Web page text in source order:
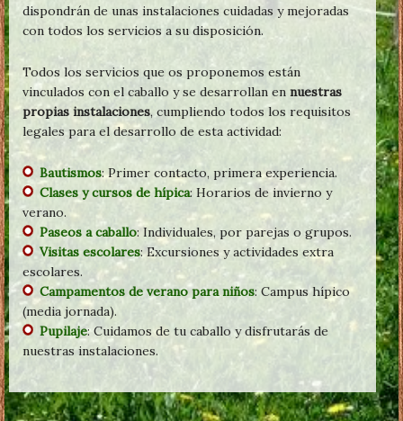
dispondrán de unas instalaciones cuidadas y mejoradas
con todos los servicios a su disposición.
Todos los servicios que os proponemos están
vinculados con el caballo y se desarrollan en nuestras
propias instalaciones, cumpliendo todos los requisitos
legales para el desarrollo de esta actividad:
Bautismos: Primer contacto, primera experiencia.
Clases y cursos de hípica: Horarios de invierno y
verano.
Paseos a caballo: Individuales, por parejas o grupos.
Visitas escolares: Excursiones y actividades extra
escolares.
Campamentos de verano para niños: Campus hípico
(media jornada).
Pupilaje: Cuidamos de tu caballo y disfrutarás de
nuestras instalaciones.